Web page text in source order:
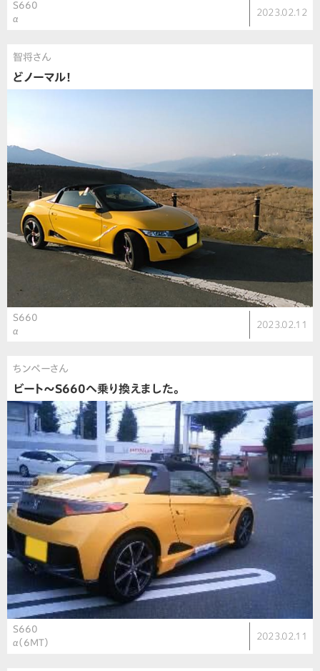
S660
α
2023.02.12
智将さん
どノーマル！
S660
α
2023.02.11
ちンペーさん
ビート〜S660へ乗り換えました。
S660
α（6MT）
2023.02.11